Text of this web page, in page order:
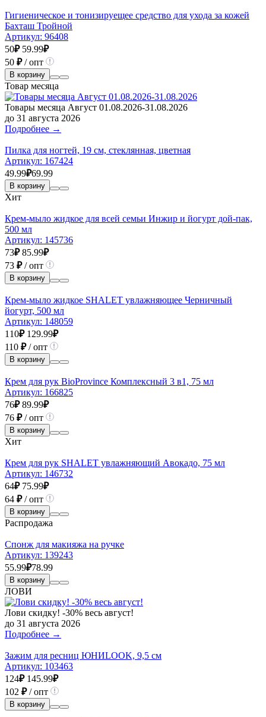
Гигиеническое и тонизируещее средство для ухода за кожей
Бахташ Тройной
Артикул: 96408
50₽ 59.99₽
50 ₽/ опт
В корзину
Товар месяца
Товары месяца Август 01.08.2026-31.08.2026
до 31 августа 2026
Подробнее →
Пилка для ногтей, 19 см, стеклянная, цветная
Артикул: 167424
49.99₽69.99
В корзину
Хит
Крем-мыло жидкое для всей семьи Инжир и йогурт дой-пак,
500 мл
Артикул: 145736
73₽ 85.99₽
73 ₽/ опт
В корзину
Крем-мыло жидкое SHALET увлажняющее Черничный
йогурт, 500 мл
Артикул: 148059
110₽ 129.99₽
110 ₽/ опт
В корзину
Крем для рук BioProvince Комплексный 3 в1, 75 мл
Артикул: 166825
76₽ 89.99₽
76 ₽/ опт
В корзину
Хит
Крем для рук SHALET увлажняющий Авокадо, 75 мл
Артикул: 146732
64₽ 75.99₽
64 ₽/ опт
В корзину
Распродажа
Спонж для макияжа на ручке
Артикул: 139243
55.99₽78.99
В корзину
ЛОВИ
Лови скидку! -30% весь август!
до 31 августа 2026
Подробнее →
Зажим для ресниц ЮНИLOOK, 9,5 см
Артикул: 103463
124₽ 145.99₽
102 ₽/ опт
В корзину